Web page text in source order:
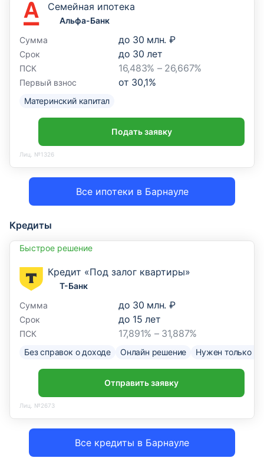
Все ипотеки в Барнауле
Семейная ипотека
Альфа-Банк
Сумма
до 30 млн. ₽
Срок до 30 лет
ПСК 16,483% – 26,667%
Первый взнос от 30,1%
Материнский капитал
Подать заявку
Лиц. №1326
Кредиты
Все кредиты в Барнауле
Быстрое решение
Кредит «Под залог квартиры»
Т-Банк
Сумма
до 30 млн. ₽
Срок до 15 лет
ПСК 17,891% – 31,887%
Без справок о доходе Онлайн решение Нужен только
Отправить заявку
Лиц. №2673